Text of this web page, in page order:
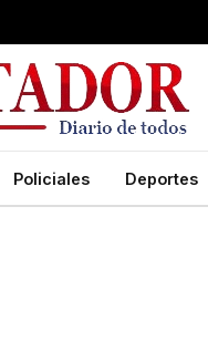
Policiales Deportes